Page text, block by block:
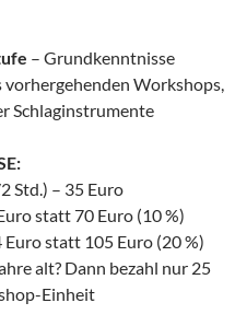
– Grundkenntnisse
vorhergehenden Workshops,
Schlaginstrumente
Std.) – 35 Euro
statt 70 Euro (10 %)
statt 105 Euro (20 %)
alt? Dann bezahl nur 25
Einheit